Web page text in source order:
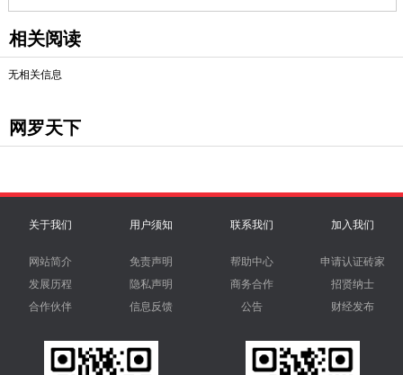
相关阅读
无相关信息
网罗天下
关于我们
网站简介
发展历程
合作伙伴
用户须知
免责声明
隐私声明
信息反馈
联系我们
帮助中心
商务合作
公告
加入我们
申请认证砖家
招贤纳士
财经发布